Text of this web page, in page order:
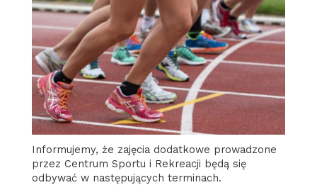
Informujemy, że zajęcia dodatkowe prowadzone
przez Centrum Sportu i Rekreacji będą się
odbywać w następujących terminach.